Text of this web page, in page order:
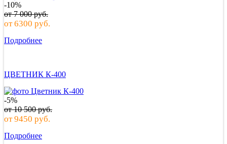
-10%
от7 000руб.
от6300 руб.
Подробнее
ЦВЕТНИК К-400
-5%
от10 500руб.
от9450 руб.
Подробнее